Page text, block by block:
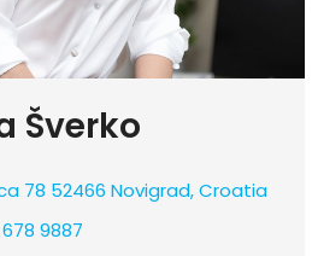
Šverko
78 52466 Novigrad, Croatia
9887